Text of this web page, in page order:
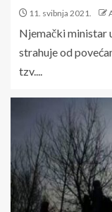
11. svibnja 2021.
Njemački ministar
strahuje od
tzv....